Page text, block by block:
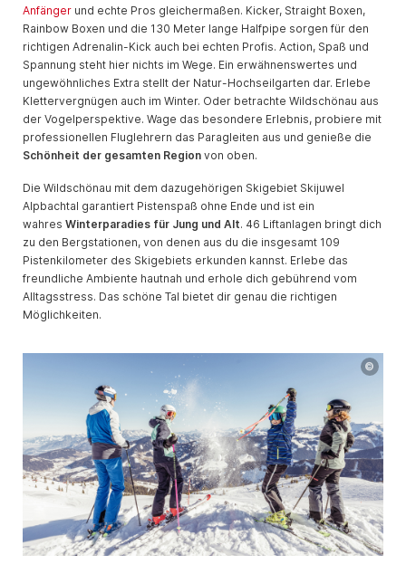
Anfänger und echte Pros gleichermaßen. Kicker, Straight Boxen,
Rainbow Boxen und die 130 Meter lange Halfpipe sorgen für den
richtigen Adrenalin-Kick auch bei echten Profis. Action, Spaß und
Spannung steht hier nichts im Wege. Ein erwähnenswertes und
ungewöhnliches Extra stellt der Natur-Hochseilgarten dar. Erlebe
Klettervergnügen auch im Winter. Oder betrachte Wildschönau aus
der Vogelperspektive. Wage das besondere Erlebnis, probiere mit
professionellen Fluglehrern das Paragleiten aus und genieße die
Schönheit der gesamten Region von oben.
Die Wildschönau mit dem dazugehörigen Skigebiet Skijuwel
Alpbachtal garantiert Pistenspaß ohne Ende und ist ein
wahres Winterparadies für Jung und Alt. 46 Liftanlagen bringt dich
zu den Bergstationen, von denen aus du die insgesamt 109
Pistenkilometer des Skigebiets erkunden kannst. Erlebe das
freundliche Ambiente hautnah und erhole dich gebührend vom
Alltagsstress. Das schöne Tal bietet dir genau die richtigen
Möglichkeiten.
©